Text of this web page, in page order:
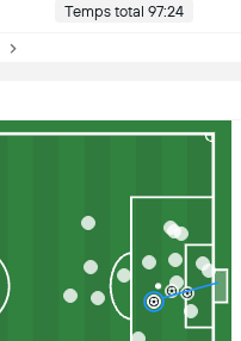
Temps total 97:24